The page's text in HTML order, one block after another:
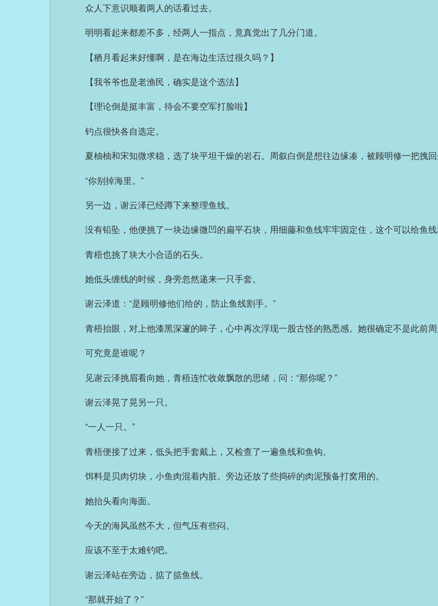
众人下意识顺着两人的话看过去。
明明看起来都差不多，经两人一指点，竟真觉出了几分门道。
【栖月看起来好懂啊，是在海边生活过很久吗？】
【我爷爷也是老渔民，确实是这个选法】
【理论倒是挺丰富，待会不要空军打脸啦】
钓点很快各自选定。
夏柚柚和宋知微求稳，选了块平坦干燥的岩石。周叙白倒是想往边缘凑，被顾明修一把拽
“你别掉海里。”
另一边，谢云泽已经蹲下来整理鱼线。
没有铅坠，他便挑了一块边缘微凹的扁平石块，用细藤和鱼线牢牢固定住，这个可以给鱼
青梧也挑了块大小合适的石头。
她低头缠线的时候，身旁忽然递来一只手套。
谢云泽道：“是顾明修他们给的，防止鱼线割手。”
青梧抬眼，对上他漆黑深邃的眸子，心中再次浮现一股古怪的熟悉感。她很确定不是此前
可究竟是谁呢？
见谢云泽挑眉看向她，青梧连忙收敛飘散的思绪，问：“那你呢？”
谢云泽晃了晃另一只。
“一人一只。”
青梧便接了过来，低头把手套戴上，又检查了一遍鱼线和鱼钩。
饵料是贝肉切块，小鱼肉混着内脏。旁边还放了些捣碎的肉泥预备打窝用的。
她抬头看向海面。
今天的海风虽然不大，但气压有些闷。
应该不至于太难钓吧。
谢云泽站在旁边，掂了掂鱼线。
“那就开始了？”